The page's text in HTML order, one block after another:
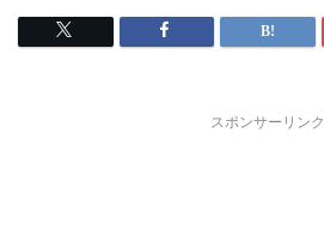
スポンサーリンク